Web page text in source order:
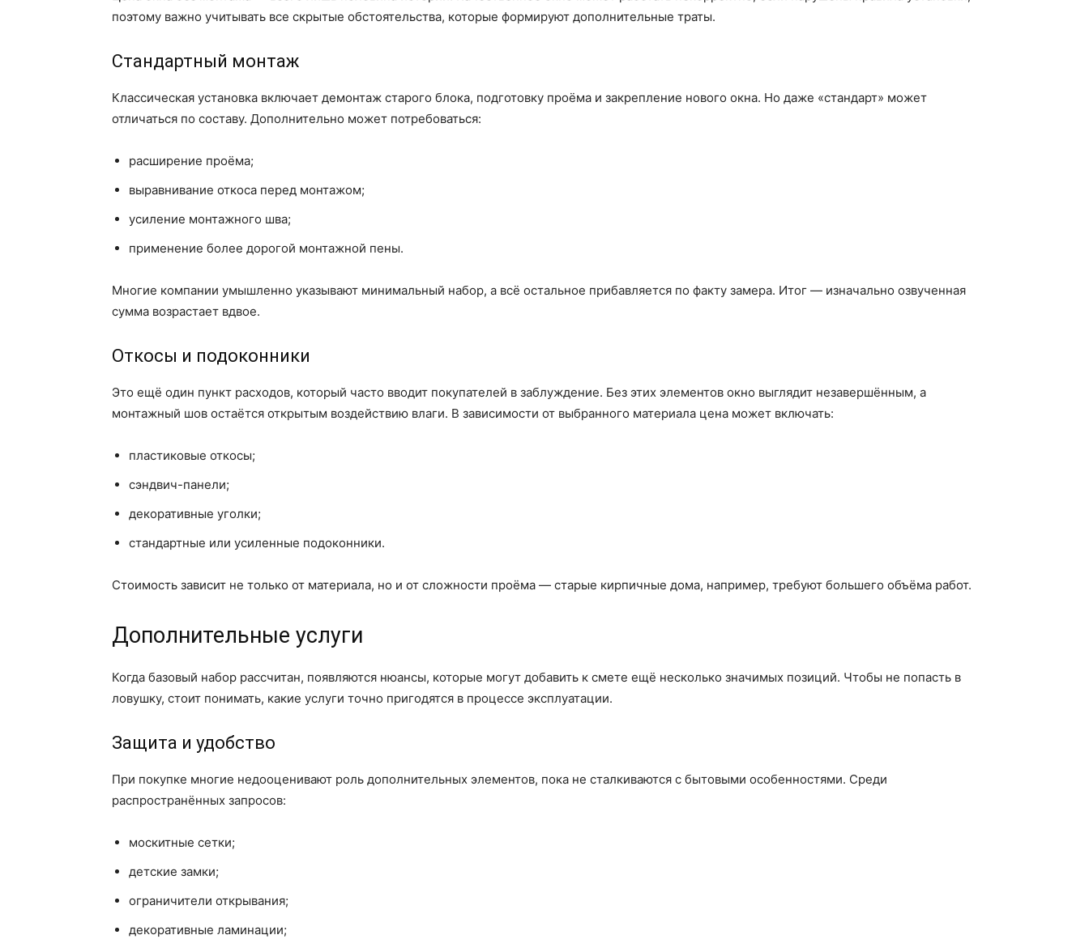
поэтому важно учитывать все скрытые обстоятельства, которые формируют дополнительные траты.
Стандартный монтаж
Классическая установка включает демонтаж старого блока, подготовку проёма и закрепление нового окна. Но даже «стандарт» может
отличаться по составу. Дополнительно может потребоваться:
расширение проёма;
выравнивание откоса перед монтажом;
усиление монтажного шва;
применение более дорогой монтажной пены.
Многие компании умышленно указывают минимальный набор, а всё остальное прибавляется по факту замера. Итог — изначально озвученная
сумма возрастает вдвое.
Откосы и подоконники
Это ещё один пункт расходов, который часто вводит покупателей в заблуждение. Без этих элементов окно выглядит незавершённым, а
монтажный шов остаётся открытым воздействию влаги. В зависимости от выбранного материала цена может включать:
пластиковые откосы;
сэндвич-панели;
декоративные уголки;
стандартные или усиленные подоконники.
Стоимость зависит не только от материала, но и от сложности проёма — старые кирпичные дома, например, требуют большего объёма работ.
Дополнительные услуги
Когда базовый набор рассчитан, появляются нюансы, которые могут добавить к смете ещё несколько значимых позиций. Чтобы не попасть в
ловушку, стоит понимать, какие услуги точно пригодятся в процессе эксплуатации.
Защита и удобство
При покупке многие недооценивают роль дополнительных элементов, пока не сталкиваются с бытовыми особенностями. Среди
распространённых запросов:
москитные сетки;
детские замки;
ограничители открывания;
декоративные ламинации;